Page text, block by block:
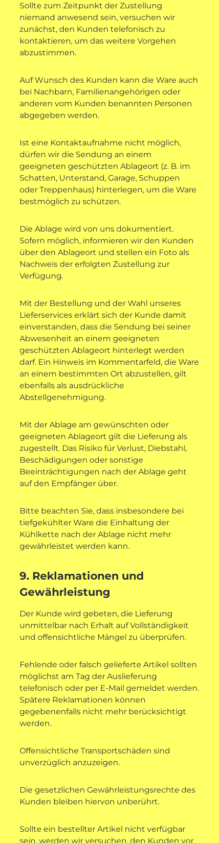
Sollte zum Zeitpunkt der Zustellung
niemand anwesend sein, versuchen wir
zunächst, den Kunden telefonisch zu
kontaktieren, um das weitere Vorgehen
abzustimmen.
Auf Wunsch des Kunden kann die Ware auch
bei Nachbarn, Familienangehörigen oder
anderen vom Kunden benannten Personen
abgegeben werden.
Ist eine Kontaktaufnahme nicht möglich,
dürfen wir die Sendung an einem
geeigneten geschützten Ablageort (z. B. im
Schatten, Unterstand, Garage, Schuppen
oder Treppenhaus) hinterlegen, um die Ware
bestmöglich zu schützen.
Die Ablage wird von uns dokumentiert.
Sofern möglich, informieren wir den Kunden
über den Ablageort und stellen ein Foto als
Nachweis der erfolgten Zustellung zur
Verfügung.
Mit der Bestellung und der Wahl unseres
Lieferservices erklärt sich der Kunde damit
einverstanden, dass die Sendung bei seiner
Abwesenheit an einem geeigneten
geschützten Ablageort hinterlegt werden
darf. Ein Hinweis im Kommentarfeld, die Ware
an einem bestimmten Ort abzustellen, gilt
ebenfalls als ausdrückliche
Abstellgenehmigung.
Mit der Ablage am gewünschten oder
geeigneten Ablageort gilt die Lieferung als
zugestellt. Das Risiko für Verlust, Diebstahl,
Beschädigungen oder sonstige
Beeinträchtigungen nach der Ablage geht
auf den Empfänger über.
Bitte beachten Sie, dass insbesondere bei
tiefgekühlter Ware die Einhaltung der
Kühlkette nach der Ablage nicht mehr
gewährleistet werden kann.
9. Reklamationen und
Gewährleistung
Der Kunde wird gebeten, die Lieferung
unmittelbar nach Erhalt auf Vollständigkeit
und offensichtliche Mängel zu überprüfen.
Fehlende oder falsch gelieferte Artikel sollten
möglichst am Tag der Auslieferung
telefonisch oder per E-Mail gemeldet werden.
Spätere Reklamationen können
gegebenenfalls nicht mehr berücksichtigt
werden.
Offensichtliche Transportschäden sind
unverzüglich anzuzeigen.
Die gesetzlichen Gewährleistungsrechte des
Kunden bleiben hiervon unberührt.
Sollte ein bestellter Artikel nicht verfügbar
sein, werden wir versuchen, den Kunden vor